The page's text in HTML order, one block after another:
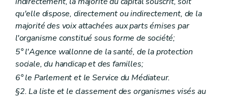
qu'elle dispose, directement ou indirectement, de la
majorité des voix attachées aux parts émises par
l'organisme constitué sous forme de société;
5° l'Agence wallonne de la santé, de la protection
sociale, du handicap et des familles;
6° le Parlement et le Service du Médiateur.
§2. La liste et le classement des organismes visés au